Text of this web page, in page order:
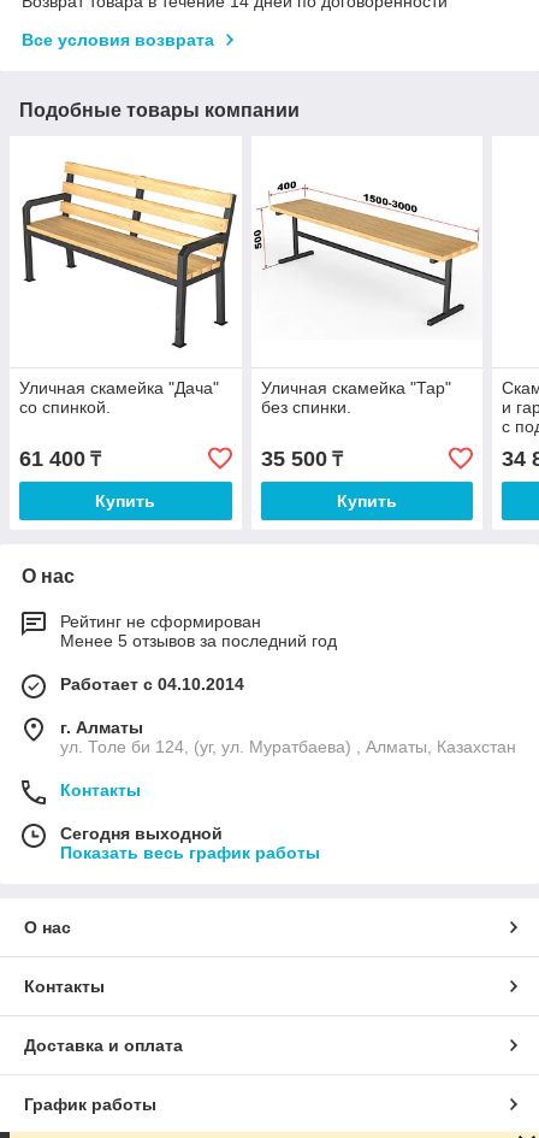
Все условия возврата
Подобные товары компании
Уличная скамейка "Дача"
со спинкой.
61 400 ₸
Купить
Уличная скамейка "Тар"
без спинки.
35 500₸
Купить
и
с
34
О нас
Рейтинг не сформирован
Менее 5 отзывов за последний год
Работает с 04.10.2014
г. Алматы
ул. Толе би 124, (уг, ул. Муратбаева) , Алматы, Казахстан
Контакты
Сегодня выходной
Показать весь график работы
О нас
Контакты
Доставка и оплата
График работы